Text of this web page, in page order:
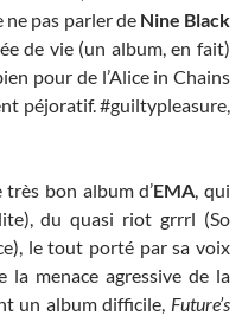
ne pas parler deNine Black
de vie (un album, en fait)
pour de l’Alice in Chains
péjoratif. #guiltypleasure,
bon album d’EMA, qui
du quasi riot grrrl (So
le tout porté par sa voix
menace agressive de la
un album difficile, Future’s